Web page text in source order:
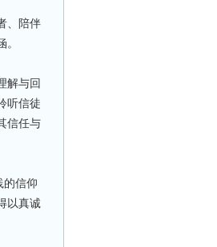
、陪伴
解与回
听信徒
信任与
的信仰
以真诚